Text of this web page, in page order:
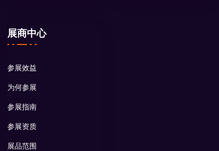
展商中心
参展效益
为何参展
参展指南
参展资质
展品范围